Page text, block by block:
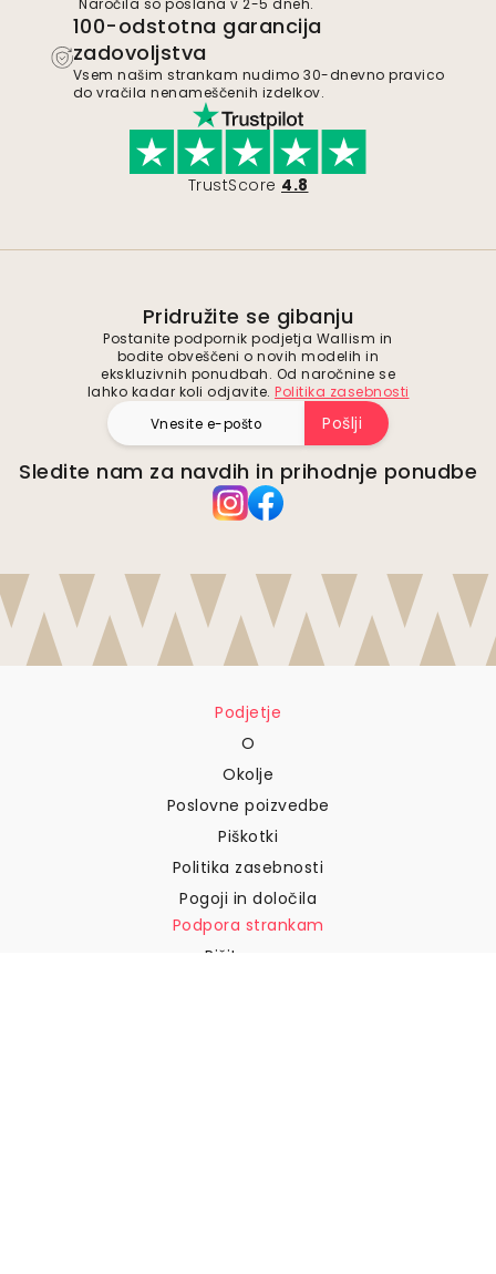
Naročila so poslana v 2-5 dneh.
100-odstotna garancija
zadovoljstva
Vsem našim strankam nudimo 30-dnevno pravico
do vračila nenameščenih izdelkov.
TrustScore 4.8
Pridružite se gibanju
Postanite podpornik podjetja Wallism in
bodite obveščeni o novih modelih in
ekskluzivnih ponudbah. Od naročnine se
lahko kadar koli odjavite. Politika zasebnosti
Pošlji
Sledite nam za navdih in prihodnje ponudbe
Podjetje
O
Okolje
Poslovne poizvedbe
Piškotki
Politika zasebnosti
Pogoji in določila
Podpora strankam
Pišite nam